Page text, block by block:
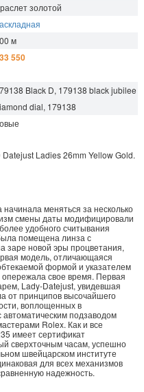
золотой
м
550
Black D, 179138 black jubilee
dial, 179138
Datejust Ladies26mm Yellow Gold.
меняться за несколько
смены даты модифицировали
удобного считывания
помещена линза с
заре новой эры процветания,
модель, отличающаяся
формой и указателем
свое время. Первая
Lady-Datejust, увидевшая
от принципов высочайшего
воплощенных в
подзаводом
Rolex. Как и все
имеет сертификат
сверхточным часам, успешно
швейцарском институте
для всех механизмов
надежность.